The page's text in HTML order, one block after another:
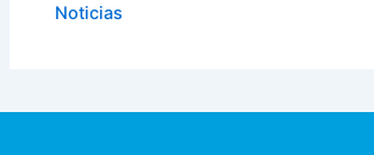
Noticias